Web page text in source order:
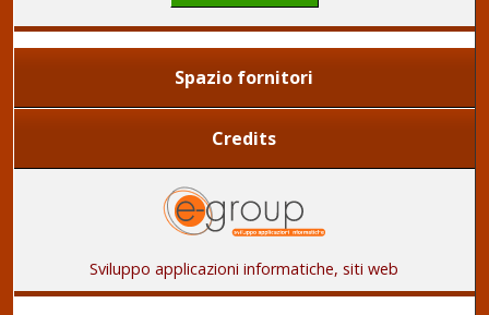
Spazio fornitori
Credits
Sviluppo applicazioni informatiche, siti web